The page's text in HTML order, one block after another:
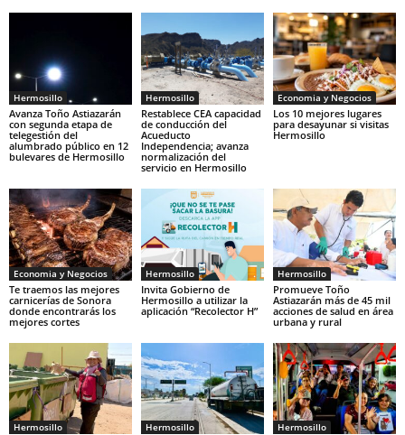
Hermosillo
Avanza Toño Astiazarán
con segunda etapa de
telegestión del
alumbrado público en 12
bulevares de Hermosillo
Hermosillo
Restablece CEA capacidad
de conducción del
Acueducto
Independencia; avanza
normalización del
servicio en Hermosillo
Economia y Negocios
Los 10 mejores lugares
para desayunar si visitas
Hermosillo
Economia y Negocios
Te traemos las mejores
carnicerías de Sonora
donde encontrarás los
mejores cortes
Hermosillo
Invita Gobierno de
Hermosillo a utilizar la
aplicación “Recolector H”
Hermosillo
Promueve Toño
Astiazarán más de 45 mil
acciones de salud en área
urbana y rural
Hermosillo Hermosillo Hermosillo